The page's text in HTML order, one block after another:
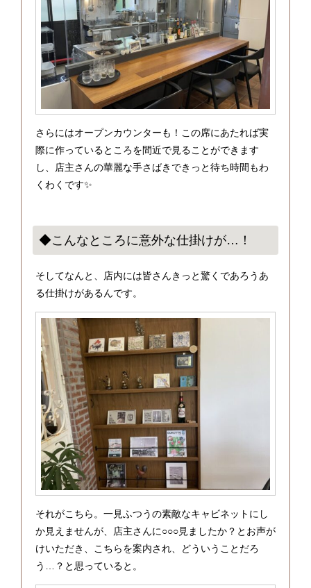
さらにはオープンカウンターも！この席にあたれば実
際に作っているところを間近で見ることができます
し、店主さんの華麗な手さばきできっと待ち時間もわ
くわくです✨
◆こんなところに意外な仕掛けが…！
そしてなんと、店内には皆さんきっと驚くであろうあ
る仕掛けがあるんです。
それがこちら。一見ふつうの素敵なキャビネットにし
か見えませんが、店主さんに○○○見ましたか？とお声が
けいただき、こちらを案内され、どういうことだろ
う…？と思っていると。